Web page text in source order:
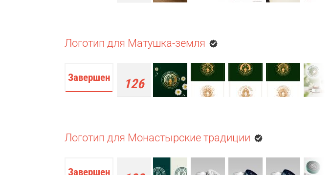
Логотип для Матушка-земля
Завершен 126
Логотип для Монастырские традиции
Завершен